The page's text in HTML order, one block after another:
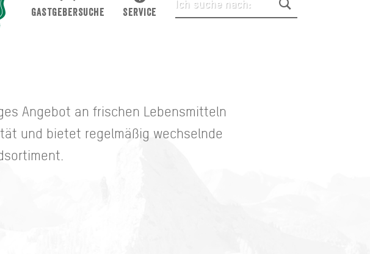
Angebot an frischen Lebensmitteln
und bietet regelmäßig wechselnde
GASTGEBERSUCHE SERVICE